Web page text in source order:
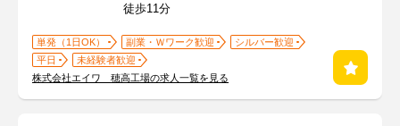
徒歩11分
単発（1日OK） 副業・Ｗワーク歓迎
シルバー歓迎
平日
未経験者歓迎
株式会社エイワ 穂高工場の求人一覧を見る